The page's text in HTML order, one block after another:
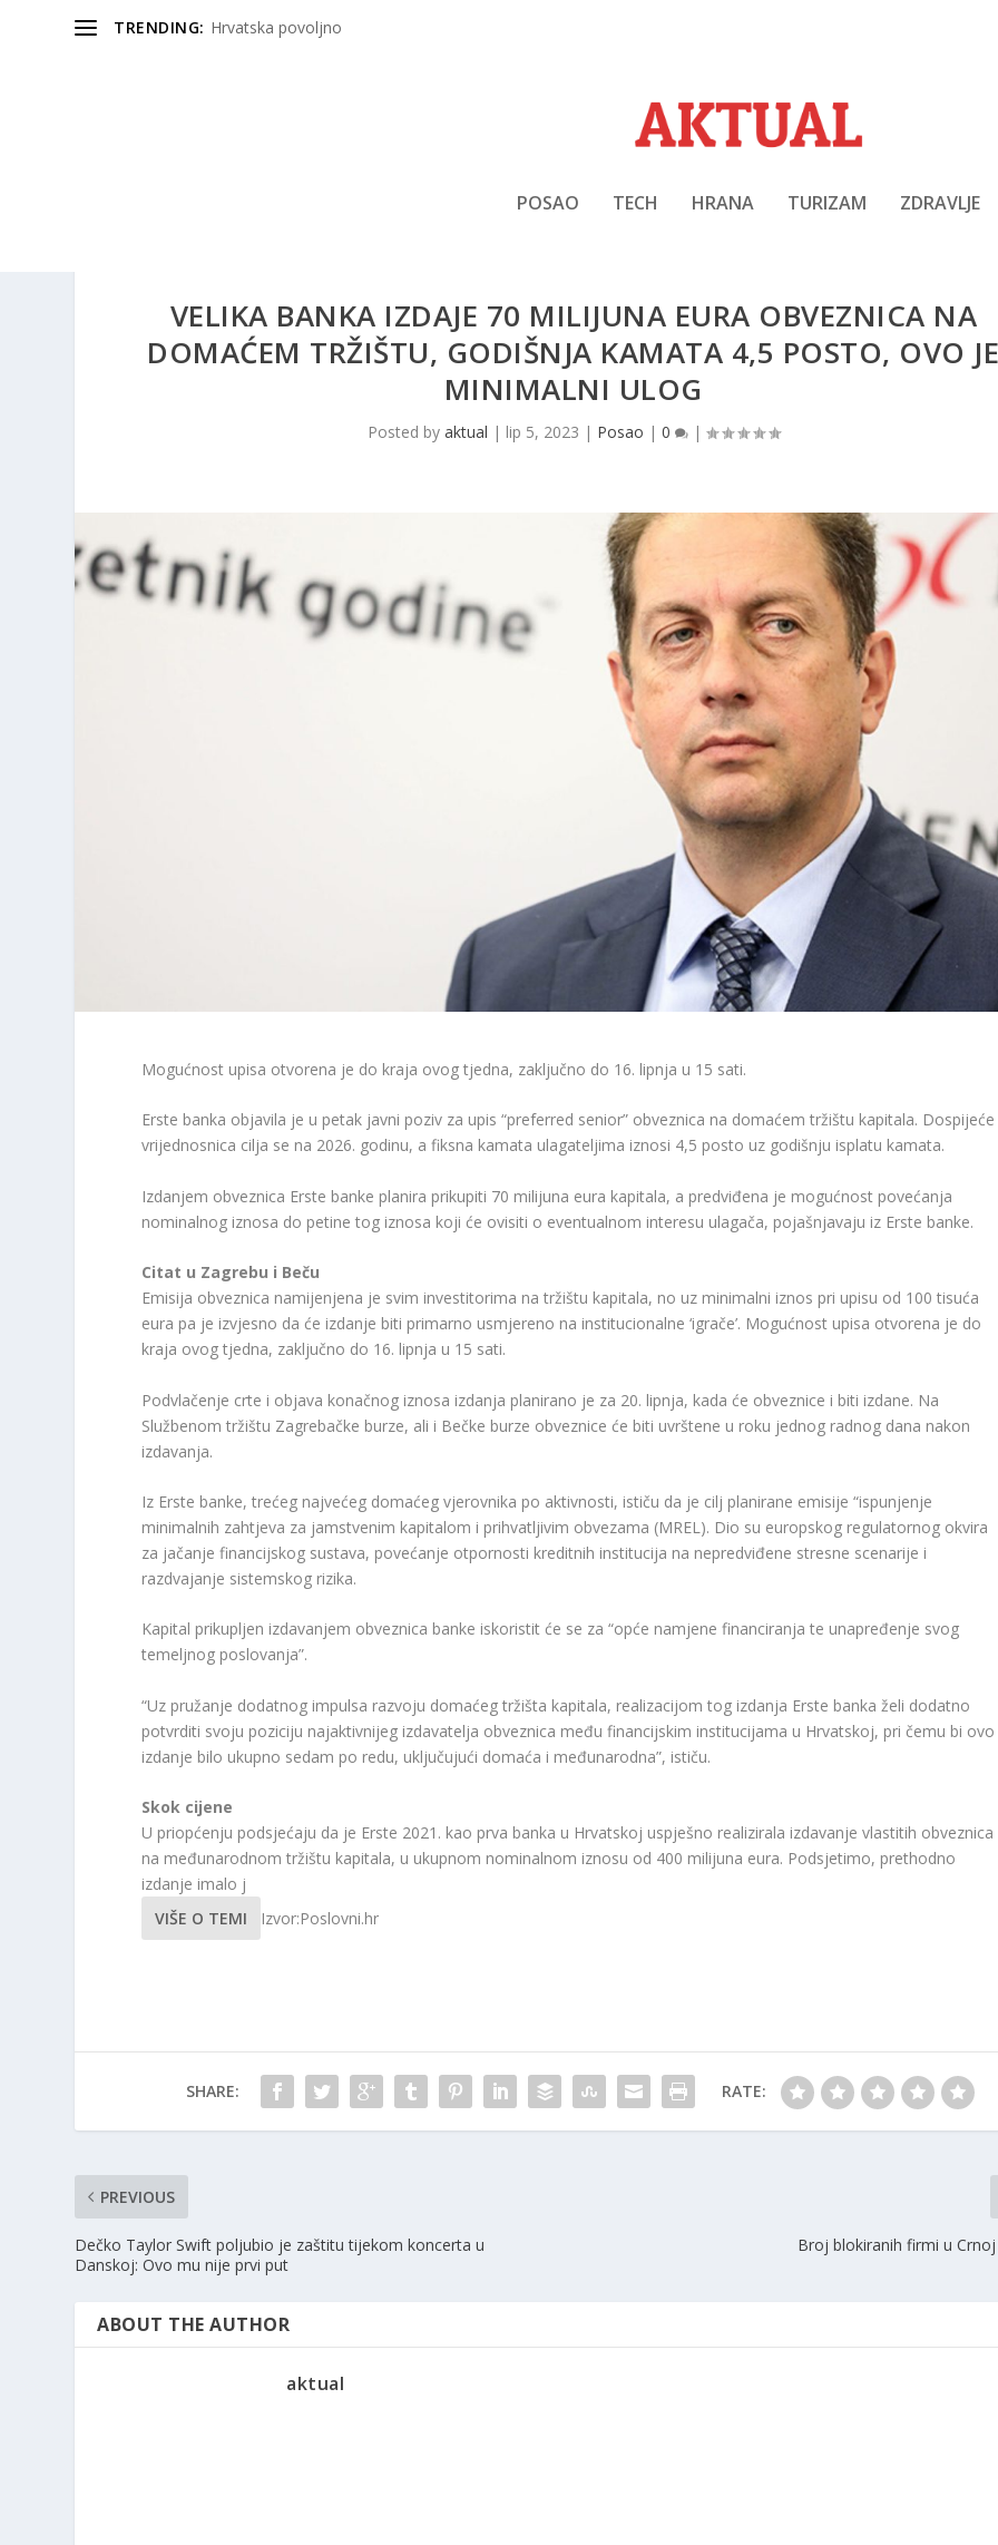
TRENDING: Hrvatska povoljno
POSAO TECH HRANA TURIZAM ZDRAVLJE
VELIKA BANKA IZDAJE 70 MILIJUNA EURA OBVEZNICA NA
DOMAĆEM TRŽIŠTU, GODIŠNJA KAMATA 4,5 POSTO, OVO
MINIMALNI ULOG
Posted by aktual | lip 5, 2023 | Posao | 0 |
Mogućnost upisa otvorena je do kraja ovog tjedna, zaključno do 16. lipnja u 15 sati.
Erste banka objavila je u petak javni poziv za upis “preferred senior” obveznica na domaćem tržištu kapitala. Dospijeće
vrijednosnica cilja se na 2026. godinu, a fiksna kamata ulagateljima iznosi 4,5 posto uz godišnju isplatu kamata.
Izdanjem obveznica Erste banke planira prikupiti 70 milijuna eura kapitala, a predviđena je mogućnost povećanja
nominalnog iznosa do petine tog iznosa koji će ovisiti o eventualnom interesu ulagača, pojašnjavaju iz Erste banke.
Citat u Zagrebu i Beču
Emisija obveznica namijenjena je svim investitorima na tržištu kapitala, no uz minimalni iznos pri upisu od 100 tisuća
eura pa je izvjesno da će izdanje biti primarno usmjereno na institucionalne ‘igrače’. Mogućnost upisa otvorena je do
kraja ovog tjedna, zaključno do 16. lipnja u 15 sati.
Podvlačenje crte i objava konačnog iznosa izdanja planirano je za 20. lipnja, kada će obveznice i biti izdane. Na
Službenom tržištu Zagrebačke burze, ali i Bečke burze obveznice će biti uvrštene u roku jednog radnog dana nakon
izdavanja.
Iz Erste banke, trećeg najvećeg domaćeg vjerovnika po aktivnosti, ističu da je cilj planirane emisije “ispunjenje
minimalnih zahtjeva za jamstvenim kapitalom i prihvatljivim obvezama (MREL). Dio su europskog regulatornog okvira
za jačanje financijskog sustava, povećanje otpornosti kreditnih institucija na nepredviđene stresne scenarije i
razdvajanje sistemskog rizika.
Kapital prikupljen izdavanjem obveznica banke iskoristit će se za “opće namjene financiranja te unapređenje svog
temeljnog poslovanja”.
“Uz pružanje dodatnog impulsa razvoju domaćeg tržišta kapitala, realizacijom tog izdanja Erste banka želi dodatno
potvrditi svoju poziciju najaktivnijeg izdavatelja obveznica među financijskim institucijama u Hrvatskoj, pri čemu bi ovo
izdanje bilo ukupno sedam po redu, uključujući domaća i međunarodna”, ističu.
Skok cijene
U priopćenju podsjećaju da je Erste 2021. kao prva banka u Hrvatskoj uspješno realizirala izdavanje vlastitih obveznica
na međunarodnom tržištu kapitala, u ukupnom nominalnom iznosu od 400 milijuna eura. Podsjetimo, prethodno
izdanje imalo j
VIŠE O TEMI
Izvor:Poslovni.hr
SHARE: RATE:
PREVIOUS
Dečko Taylor Swift poljubio je zaštitu tijekom koncerta u
Danskoj: Ovo mu nije prvi put
Broj blokiranih firmi u
ABOUT THE AUTHOR
aktual